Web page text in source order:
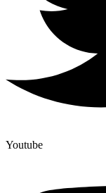
Youtube